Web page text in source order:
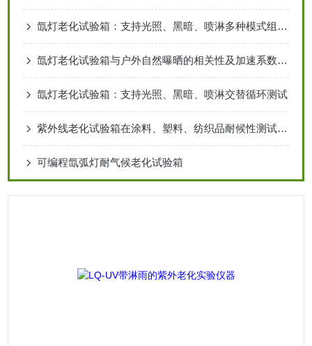
氙灯老化试验箱：支持光照、黑暗、喷淋多种模式组合循环
氙灯老化试验箱与户外自然曝晒的相关性及加速系数分析
氙灯老化试验箱：支持光照、黑暗、喷淋交替循环测试
紫外线老化试验箱在涂料、塑料、纺织品耐候性测试中的应用
可编程氙弧灯耐气候老化试验箱